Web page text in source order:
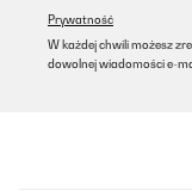
Prywatność
W każdej chwili możesz
dowolnej wiadomości e-